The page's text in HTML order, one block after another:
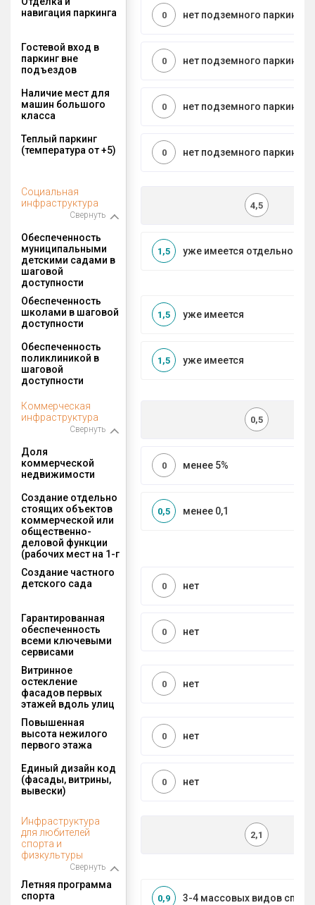
навигация паркинга
нет подземного паркинга
0
Гостевой вход в
паркинг вне
подъездов
нет подземного паркинга
0
Наличие мест для
машин большого
класса
нет подземного паркинга
0
Теплый паркинг
(температура от +5)
нет подземного паркинга
0
Социальная
инфраструктура
Свернуть
4,5
Обеспеченность
муниципальными
детскими садами в
шаговой
доступности
уже имеется
1,5
Обеспеченность
школами в шаговой
доступности
уже имеется
1,5
Обеспеченность
поликлиникой в
шаговой
доступности
уже имеется
1,5
Коммерческая
инфраструктура
Свернуть
0,5
Доля
коммерческой
недвижимости
менее 5%
0
Создание отдельно
стоящих объектов
коммерческой или
общественно-
деловой функции
(рабочих мест на 1-г
менее 0,1
0,5
Создание частного
детского сада
нет
0
Гарантированная
обеспеченность
всеми ключевыми
сервисами
нет
0
Витринное
остекление
фасадов первых
этажей вдоль улиц
нет
0
Повышенная
высота нежилого
первого этажа
нет
0
Единый дизайн код
(фасады, витрины,
вывески)
нет
0
Инфраструктура
для любителей
спорта и
физкультуры
Свернуть
2,1
Летняя программа
спорта
3-4 массовых видов
0,9